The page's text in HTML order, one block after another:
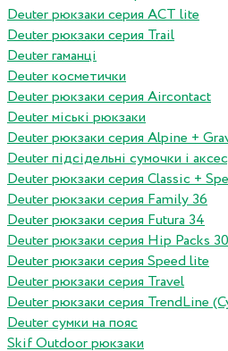
Deuter рюкзаки серия ACT lite
Deuter рюкзаки серия Trail
Deuter гаманці
Deuter косметички
Deuter рюкзаки серия Aircontact
Deuter міські рюкзаки
Deuter рюкзаки серия Alpine +
Deuter підсідельні сумочки і
Deuter рюкзаки серия Classic +
Deuter рюкзаки серия Family 36
Deuter рюкзаки серия Futura 34
Deuter рюкзаки серия Hip Packs 30
Deuter рюкзаки серия Speed lite
Deuter рюкзаки серия Travel
Deuter рюкзаки серия TrendLine
Deuter сумки на пояс
Skif Outdoor рюкзаки